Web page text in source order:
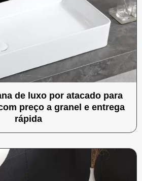
de luxo por atacado para
preço a granel e entrega
rápida